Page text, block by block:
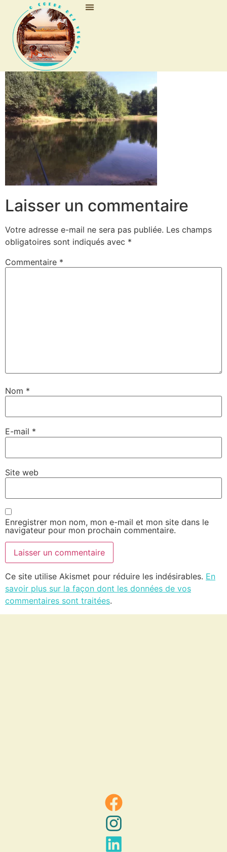
Laisser un commentaire
Votre adresse e-mail ne sera pas publiée. Les champs
obligatoires sont indiqués avec *
Commentaire *
Nom *
E-mail *
Site web
Enregistrer mon nom, mon e-mail et mon site dans le
navigateur pour mon prochain commentaire.
Ce site utilise Akismet pour réduire les indésirables. En
savoir plus sur la façon dont les données de vos
commentaires sont traitées.